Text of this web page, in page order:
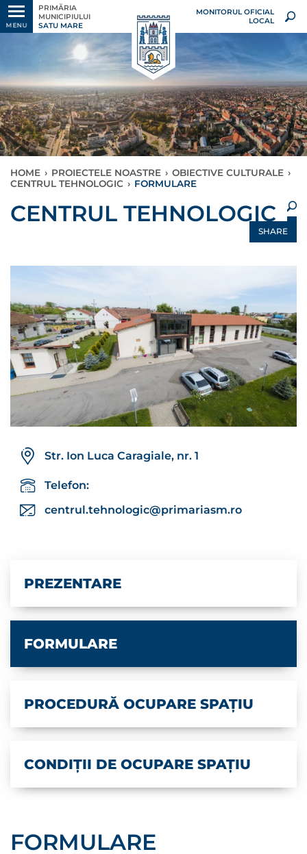
MENU
PRIMĂRIA
MUNICIPIULUI
SATU MARE
MONITORUL OFICIAL
LOCAL
HOME › PROIECTELE NOASTRE › OBIECTIVE CULTURALE ›
CENTRUL TEHNOLOGIC › FORMULARE
×
CENTRUL TEHNOLOGIC
SHARE
Str. Ion Luca Caragiale, nr. 1
Telefon:
centrul.tehnologic@primariasm.ro
PREZENTARE
FORMULARE
PROCEDURĂ OCUPARE SPAȚIU
CONDIȚII DE OCUPARE SPAȚIU
FORMULARE